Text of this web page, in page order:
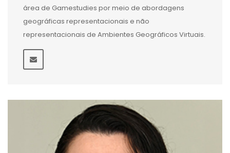
área de Gamestudies por meio de abordagens
geográficas representacionais e não
representacionais de Ambientes Geográficos Virtuais.